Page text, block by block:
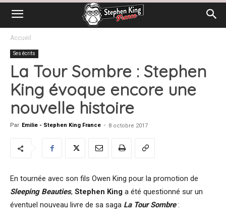
Accueil
Ses écrits
La Tour Sombre : Stephen
King évoque encore une
nouvelle histoire
Par Emilie - Stephen King France - 8 octobre 2017
En tournée avec son fils Owen King pour la promotion de
Sleeping Beauties, Stephen King a été questionné sur un
éventuel nouveau livre de sa saga La Tour Sombre: